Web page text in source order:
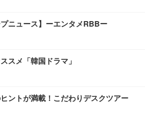
プニュース】ーエンタメRBBー
スメ「韓国ドラマ」
ントが満載！こだわりデスクツアー